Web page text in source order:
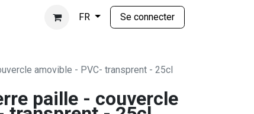
FR Se connecter
amovible - PVC- transprent - 25cl
paille - couvercle